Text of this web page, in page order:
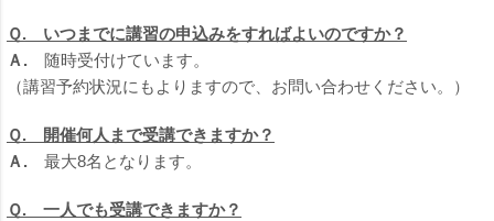
Ｑ. いつまでに講習の申込みをすればよいのですか？
Ａ. 随時受付けています。
（講習予約状況にもよりますので、お問い合わせください。）
Ｑ. 開催何人まで受講できますか？
Ａ. 最大8名となります。
Ｑ. 一人でも受講できますか？